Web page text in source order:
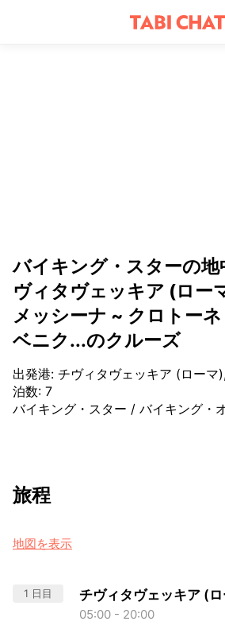
バイキング・スターの地
ヴィタヴェッキア (ロー
メッシーナ ~ クロトー
ベニク...のクルーズ
出発港: チヴィタヴェッキア (ローマ
泊数: 7
バイキング・スター / バイキング・
旅程
地図を表示
1 日目 チヴィタヴェッキア (
05:00 - 20:00